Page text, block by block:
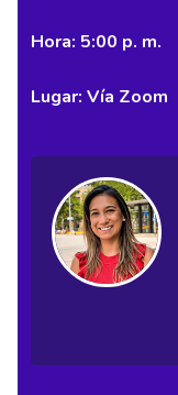
Hora: 5:00 p. m.
Lugar: Vía Zoom